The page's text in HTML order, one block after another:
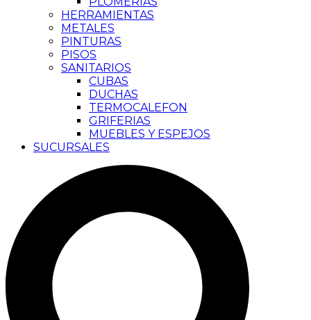
HERRAMIENTAS
METALES
PINTURAS
PISOS
SANITARIOS
CUBAS
DUCHAS
TERMOCALEFON
GRIFERIAS
MUEBLES Y ESPEJOS
SUCURSALES